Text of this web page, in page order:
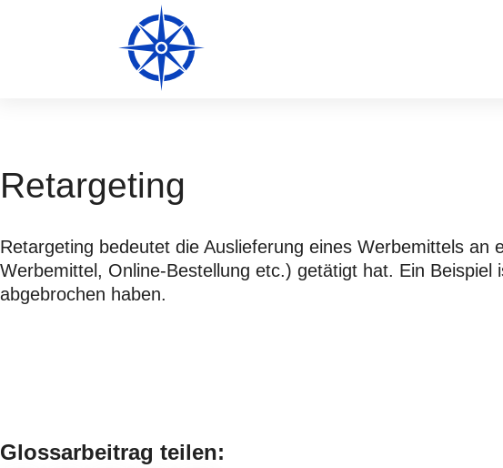
Retargeting
Retargeting bedeutet die Auslieferung eines Werbemittels
Werbemittel, Online-Bestellung etc.) getätigt hat. Ein
abgebrochen haben.
Glossarbeitrag teilen: